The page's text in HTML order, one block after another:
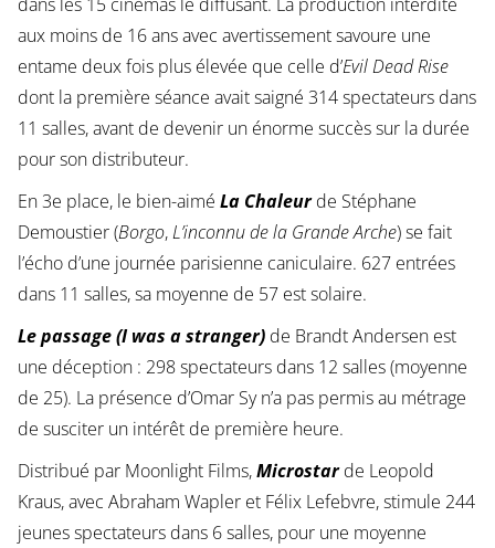
aux moins de 16 ans avec avertissement savoure une
entame deux fois plus élevée que celle d’Evil Dead Rise
dont la première séance avait saigné 314 spectateurs dans
11 salles, avant de devenir un énorme succès sur la durée
pour son distributeur.
En 3e place, le bien-aimé La Chaleur de Stéphane
Demoustier (Borgo,L’inconnu de la Grande Arche) se fait
l’écho d’une journée parisienne caniculaire. 627 entrées
dans 11 salles, sa moyenne de 57 est solaire.
Le passage (I was a stranger) de Brandt Andersen est
une déception : 298 spectateurs dans 12 salles (moyenne
de 25). La présence d’Omar Sy n’a pas permis au métrage
de susciter un intérêt de première heure.
Distribué par Moonlight Films,Microstarde Leopold
Kraus, avec Abraham Wapler et Félix Lefebvre, stimule 244
jeunes spectateurs dans 6 salles, pour une moyenne